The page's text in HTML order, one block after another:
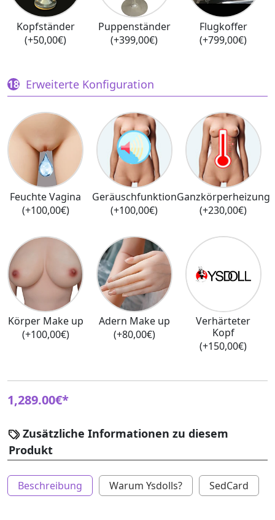
Kopfständer
(+50,00€)
Puppenständer
(+399,00€)
Flugkoffer
(+799,00€)
Erweiterte Konfiguration
Feuchte Vagina
(+100,00€)
Geräuschfunktion
(+100,00€)
Ganzkörperheizung
(+230,00€)
Körper Make up
(+100,00€)
Adern Make up
(+80,00€)
Verhärteter
Kopf
(+150,00€)
1,289.00€*
Zusätzliche Informationen zu diesem
Produkt
Beschreibung Warum Ysdolls? SedCard